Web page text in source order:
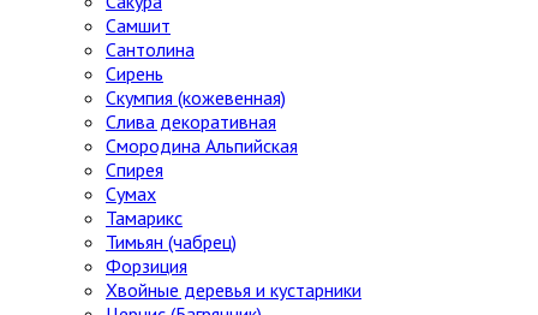
Самшит
Сантолина
Сирень
Скумпия (кожевенная)
Слива декоративная
Смородина Альпийская
Спирея
Сумах
Тамарикс
Тимьян (чабрец)
Форзиция
Хвойные деревья и кустарники